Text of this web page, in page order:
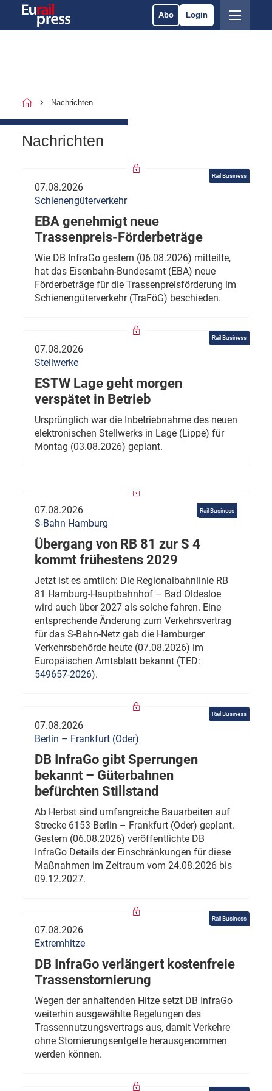
Abo Login
Nachrichten
Nachrichten
Rail Business
07.08.2026
Schienengüterverkehr
EBA genehmigt neue
Trassenpreis-Förderbeträge
Wie DB InfraGo gestern (06.08.2026) mitteilte,
hat das Eisenbahn-Bundesamt (EBA) neue
Förderbeträge für die Trassenpreisförderung im
Schienengüterverkehr (TraFöG) beschieden.
Rail Business
07.08.2026
Stellwerke
ESTW Lage geht morgen
verspätet in Betrieb
Ursprünglich war die Inbetriebnahme des neuen
elektronischen Stellwerks in Lage (Lippe) für
Montag (03.08.2026) geplant.
Rail Business
07.08.2026
S-Bahn Hamburg
Übergang von RB 81 zur S 4
kommt frühestens 2029
Jetzt ist es amtlich: Die Regionalbahnlinie RB
81 Hamburg-Hauptbahnhof – Bad Oldesloe
wird auch über 2027 als solche fahren. Eine
entsprechende Änderung zum Verkehrsvertrag
für das S-Bahn-Netz gab die Hamburger
Verkehrsbehörde heute (07.08.2026) im
Europäischen Amtsblatt bekannt (TED:
549657-2026).
Rail Business
07.08.2026
Berlin – Frankfurt (Oder)
DB InfraGo gibt Sperrungen
bekannt – Güterbahnen
befürchten Stillstand
Ab Herbst sind umfangreiche Bauarbeiten auf
Strecke 6153 Berlin – Frankfurt (Oder) geplant.
Gestern (06.08.2026) veröffentlichte DB
InfraGo Details der Einschränkungen für diese
Maßnahmen im Zeitraum vom 24.08.2026 bis
09.12.2027.
Rail Business
07.08.2026
Extremhitze
DB InfraGo verlängert kostenfreie
Trassenstornierung
Wegen der anhaltenden Hitze setzt DB InfraGo
weiterhin ausgewählte Regelungen des
Trassennutzungsvertrags aus, damit Verkehre
ohne Stornierungsentgelte herausgenommen
werden können.